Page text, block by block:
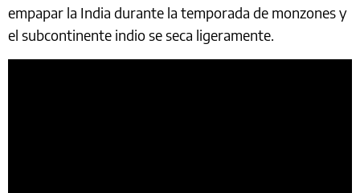
empapar la India durante la temporada de monzones y
el subcontinente indio se seca ligeramente.